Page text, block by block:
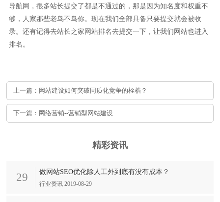
导航网，很多站长提交了都是不通过的，那是因为知名度和权重不
够，人家那些老鸟不鸟你。现在我们全部具备只要提交就会被收
录。还有记得去站长之家网站排名去提交一下，让我们网站也进入
排名。
上一篇：网站建设如何突破同质化竞争的桎梏？
下一篇：网络营销--营销型网站建设
精彩资讯
29 做网站SEO优化除人工外到底有没有成本？
行业资讯 2019-08-29